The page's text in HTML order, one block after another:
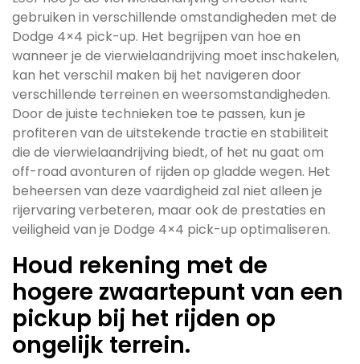
gebruiken in verschillende omstandigheden met de
Dodge 4×4 pick-up. Het begrijpen van hoe en
wanneer je de vierwielaandrijving moet inschakelen,
kan het verschil maken bij het navigeren door
verschillende terreinen en weersomstandigheden.
Door de juiste technieken toe te passen, kun je
profiteren van de uitstekende tractie en stabiliteit
die de vierwielaandrijving biedt, of het nu gaat om
off-road avonturen of rijden op gladde wegen. Het
beheersen van deze vaardigheid zal niet alleen je
rijervaring verbeteren, maar ook de prestaties en
veiligheid van je Dodge 4×4 pick-up optimaliseren.
Houd rekening met de
hogere zwaartepunt van een
pickup bij het rijden op
ongelijk terrein.